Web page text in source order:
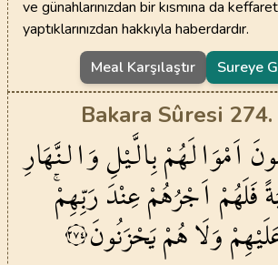
ve günahlarınızdan bir kısmına da
yaptıklarınızdan hakkıyla haberdardır.
Meal Karşılaştır
Sureye
Bakara Sûresi
اَمْوَالَهُمْبِالَّيْلِوَالنَّهَارِ
فَلَهُمْ اَجْرُهُمْعِنْدَرَبِّهِمْۚ
وَلَاهُمْيَحْزَنُونَ٢٧٤